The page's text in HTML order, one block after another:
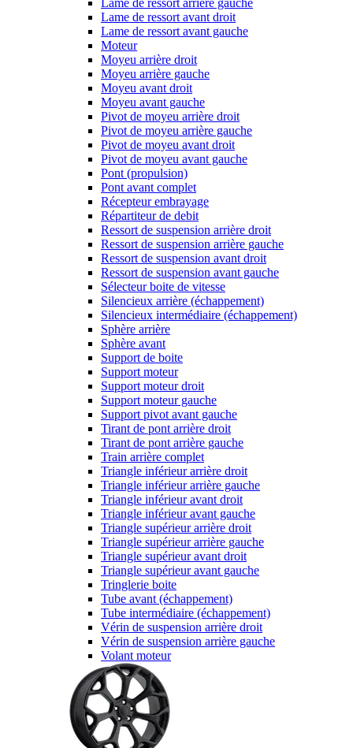
Lame de ressort arrière gauche
Lame de ressort avant droit
Lame de ressort avant gauche
Moteur
Moyeu arrière droit
Moyeu arrière gauche
Moyeu avant droit
Moyeu avant gauche
Pivot de moyeu arrière droit
Pivot de moyeu arrière gauche
Pivot de moyeu avant droit
Pivot de moyeu avant gauche
Pont (propulsion)
Pont avant complet
Récepteur embrayage
Répartiteur de debit
Ressort de suspension arrière droit
Ressort de suspension arrière gauche
Ressort de suspension avant droit
Ressort de suspension avant gauche
Sélecteur boite de vitesse
Silencieux arrière (échappement)
Silencieux intermédiaire (échappement)
Sphère arrière
Sphère avant
Support de boite
Support moteur
Support moteur droit
Support moteur gauche
Support pivot avant gauche
Tirant de pont arrière droit
Tirant de pont arrière gauche
Train arrière complet
Triangle inférieur arrière droit
Triangle inférieur arrière gauche
Triangle inférieur avant droit
Triangle inférieur avant gauche
Triangle supérieur arrière droit
Triangle supérieur arrière gauche
Triangle supérieur avant droit
Triangle supérieur avant gauche
Tringlerie boite
Tube avant (échappement)
Tube intermédiaire (échappement)
Vérin de suspension arrière droit
Vérin de suspension arrière gauche
Volant moteur